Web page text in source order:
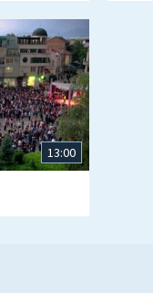
13:00